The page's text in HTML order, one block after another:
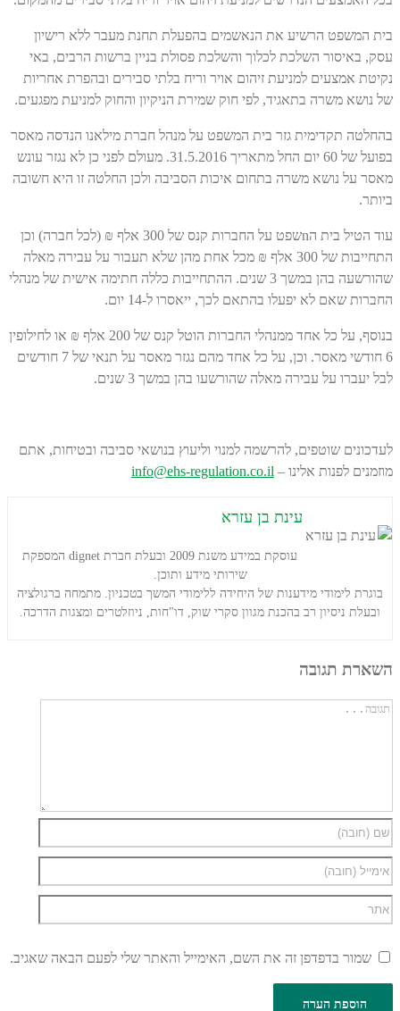
בית המשפט הרשיע את הנאשמים בהפעלת תחנת מעבר ללא רישיון
עסק, באיסור השלכת לכלוך והשלכת פסולת בניין ברשות הרבים, באי
נקיטת אמצעים למניעת זיהום אויר וריח בלתי סבירים ובהפרת אחריות
של נושא משרה בתאגיד, לפי חוק שמירת הניקיון והחוק למניעת מפגעים.
בהחלטה תקדימית גזר בית המשפט על מנהל חברת מילאנו הנדסה מאסר
בפועל של 60 יום החל מתאריך 31.5.2016. מעולם לפני כן לא נגזר עונש
מאסר על נושא משרה בתחום איכות הסביבה ולכן החלטה זו היא חשובה
ביותר.
עוד הטיל בית הnשפט על החברות קנס של 300 אלף ₪ (לכל חברה) וכן
התחייבות של 300 אלף ₪ מכל אחת מהן שלא תעבור על עבירה מאלה
שהורשעה בהן במשך 3 שנים. ההתחייבות כללה חתימה אישית של מנהלי
החברות שאם לא יפעלו בהתאם לכך, ייאסרו ל-14 יום.
בנוסף, על כל אחד ממנהלי החברות הוטל קנס של 200 אלף ₪ או לחילופין
6 חודשי מאסר. וכן, על כל אחד מהם נגזר מאסר על תנאי של 7 חודשים
לבל יעברו על עבירה מאלה שהורשעו בהן במשך 3 שנים.
לעדכונים שוטפים, להרשמה למנוי וליעוץ בנושאי סביבה ובטיחות, אתם
מוזמנים לפנות אלינו – info@ehs-regulation.co.il
עינת בן עזרא
עוסקת במידע משנת 2009 ובעלת חברת dignet המספקת
שירותי מידע ותוכן.
בוגרת לימודי מידענות של היחידה ללימודי המשך בטכניון. מתמחה ברגולציה
ובעלת ניסיון רב בהכנת מגוון סקרי שוק, דו"חות, ניוזלטרים ומצגות הדרכה.
השארת תגובה
שמור בדפדפן זה את השם, האימייל והאתר שלי לפעם הבאה שאגיב.